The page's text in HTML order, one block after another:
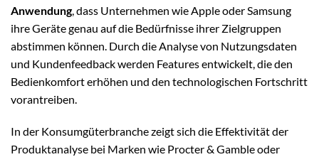
Anwendung, dass Unternehmen wie Apple oder Samsung
ihre Geräte genau auf die Bedürfnisse ihrer Zielgruppen
abstimmen können. Durch die Analyse von Nutzungsdaten
und Kundenfeedback werden Features entwickelt, die den
Bedienkomfort erhöhen und den technologischen Fortschritt
vorantreiben.
In der Konsumgüterbranche zeigt sich die Effektivität der
Produktanalyse bei Marken wie Procter & Gamble oder